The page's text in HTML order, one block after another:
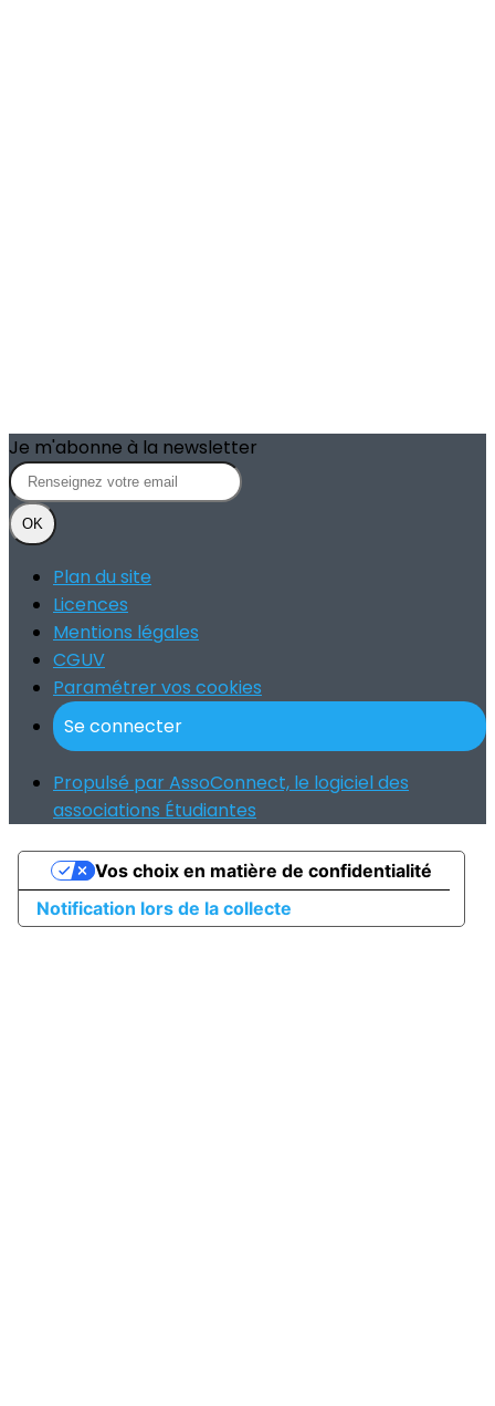
Je m'abonne à la newsletter
OK
Plan du site
Licences
Mentions légales
CGUV
Paramétrer vos cookies
Se connecter
Propulsé par AssoConnect, le logiciel des
associations Étudiantes
Notification lors de la collecte
Vos choix en matière de confidentialité